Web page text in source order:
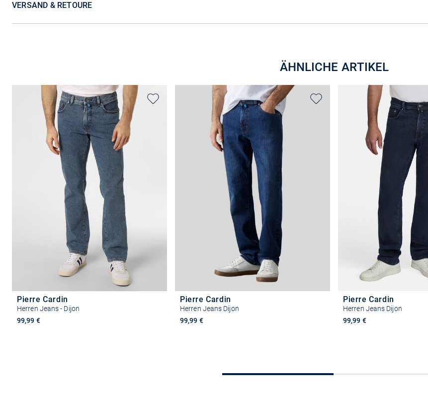
VERSAND & RETOURE
ÄHNLICHE ARTIKEL
Pierre Cardin
Herren Jeans - Dijon
99,99 €
Pierre Cardin
Herren Jeans Dijon
99,99 €
Größe auswählen
Pierre Cardin
Herren Jeans Dijon
99,99 €